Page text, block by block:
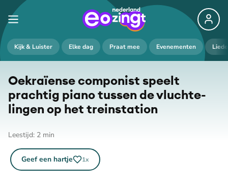
Kijk & Luister Elke dag Praat mee Evenementen
Oekraïense componist speelt
prachtig piano tussen de vluch­te­
lin­gen op het treinstation
Leestijd: 2 min
Geef een hartje 1x